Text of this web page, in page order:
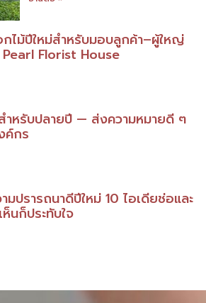
กไม้ปีใหม่สำหรับมอบลูกค้า–ผู้ใหญ่
Florist House
ำหรับปลายปี — ส่งความหมายดี ๆ
ค์กร
ปรารถนาดีปีใหม่ 10 ไอเดียช่อและ
ห็นก็ประทับใจ